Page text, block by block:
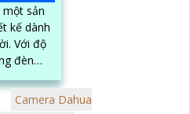
một sản
kế dành
độ
đèn
cho
Camera Dahua